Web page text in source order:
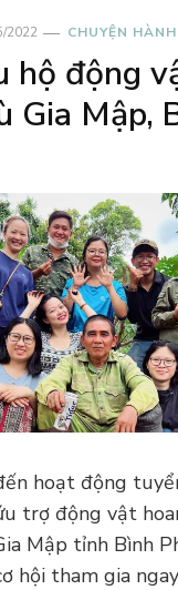
2022 CHUYỆN HÀNH
hộ động
Gia Mập,
hoạt động
trợ động vật
Mập tỉnh Bình
hội tham gia